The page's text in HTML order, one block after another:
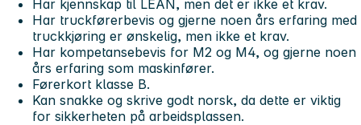
Har kjennskap til LEAN, men det er ikke et krav.
Har truckførerbevis og gjerne noen års erfaring med
truckkjøring er ønskelig, men ikke et krav.
Har kompetansebevis for M2 og M4, og gjerne noen
års erfaring som maskinfører.
Førerkort klasse B.
Kan snakke og skrive godt norsk, da dette er viktig
for sikkerheten på arbeidsplassen.